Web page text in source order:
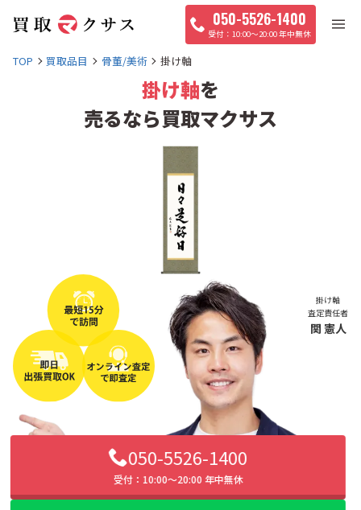
050-5526-1400
10:00〜20:00 年中無休
TOP 買取品目 骨董/美術 掛け軸
掛け軸を
売るなら買取マクサス
掛け軸
査定責任者
関 憲人
050-5526-1400
受付：10:00〜20:00 年中無休